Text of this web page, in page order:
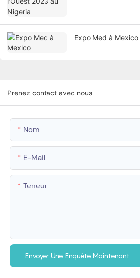
Expo Med à Mexico
Prenez contact avec nous
Nom
E-Mail
Teneur
Envoyer Une Enquête Maintenant